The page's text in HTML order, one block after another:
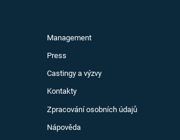
Management
Press
Castingy a výzvy
Kontakty
Zpracování osobních údajů
Nápověda